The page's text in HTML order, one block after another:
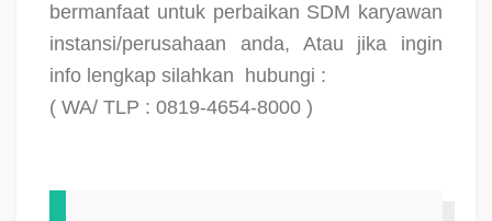
bermanfaat untuk perbaikan SDM karyawan
instansi/perusahaan anda, Atau jika ingin
info lengkap silahkan
hubungi :
( WA/ TLP : 0819-4654-8000 )